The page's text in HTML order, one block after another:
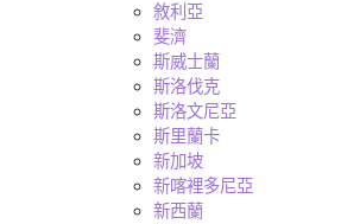
敘利亞
斐濟
斯威士蘭
斯洛伐克
斯洛文尼亞
斯里蘭卡
新加坡
新喀裡多尼亞
新西蘭